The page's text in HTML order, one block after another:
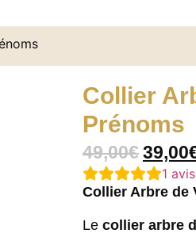
Collier
Prénoms
49,00€39,00
1 avis
Collier Arbre de
Le collier arbre